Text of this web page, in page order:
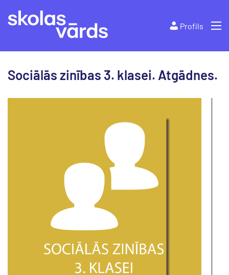
Profils
Sociālās zinības 3. klasei. Atgādnes.